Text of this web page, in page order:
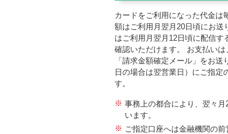
カードをご利用になった代金は
額はご利用月翌月20日頃にお送
はご利用月翌月12日頃に配信
確認いただけます。 お支払い
「請求金額確定メール」をお
日の場合は翌営業日）にご指定
す。
※ 事務上の都合により、翌々
います。
※ ご指定口座へは金融機関の前